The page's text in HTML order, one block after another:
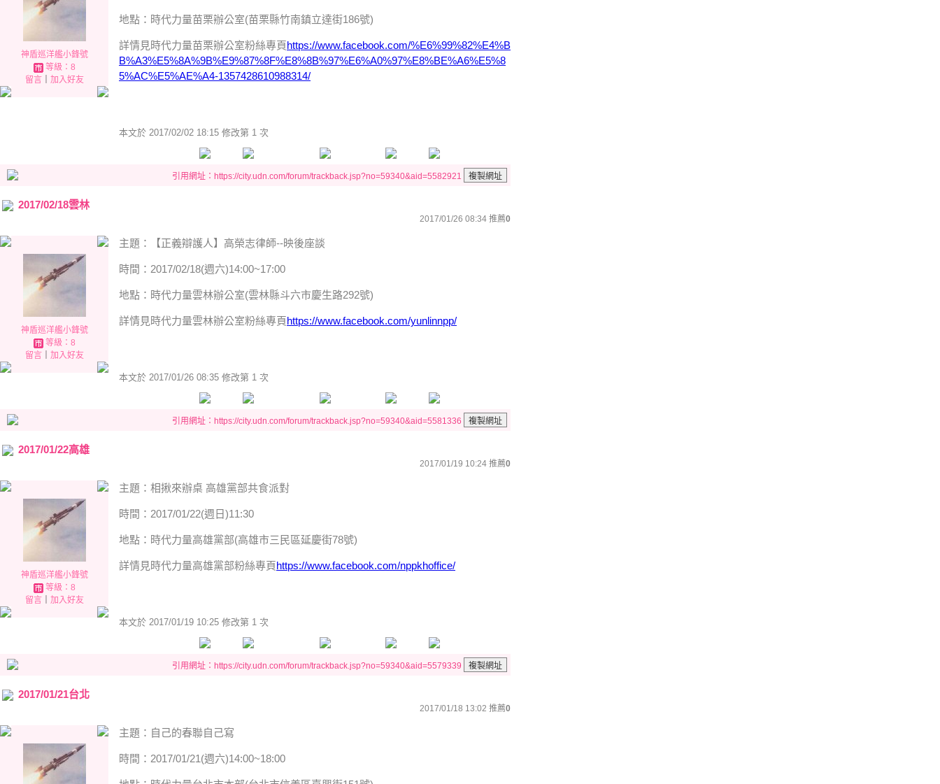
神盾巡洋艦小鋒號
等級：8
留言｜ 加入好友
地點：時代力量苗栗辦公室(苗栗縣竹南鎮立達街186號)
詳情見時代力量苗栗辦公室粉絲專頁https://www.facebook.com/%E6%99%82%E4%B
B%A3%E5%8A%9B%E9%87%8F%E8%8B%97%E6%A0%97%E8%BE%A6%E5%8
5%AC%E5%AE%A4-1357428610988314/
本文於 2017/02/02 18:15 修改第 1 次
引用網址：https://city.udn.com/forum/trackback.jsp?no=59340&aid=5582921
2017/02/18雲林
2017/01/26 08:34 推薦0
神盾巡洋艦小鋒號
等級：8
留言｜ 加入好友
主題：【正義辯護人】高榮志律師--映後座談
時間：2017/02/18(週六)14:00~17:00
地點：時代力量雲林辦公室(雲林縣斗六市慶生路292號)
詳情見時代力量雲林辦公室粉絲專頁https://www.facebook.com/yunlinnpp/
本文於 2017/01/26 08:35 修改第 1 次
引用網址：https://city.udn.com/forum/trackback.jsp?no=59340&aid=5581336
2017/01/22高雄
2017/01/19 10:24 推薦0
神盾巡洋艦小鋒號
等級：8
留言｜ 加入好友
主題：相揪來辦桌 高雄黨部共食派對
時間：2017/01/22(週日)11:30
地點：時代力量高雄黨部(高雄市三民區延慶街78號)
詳情見時代力量高雄黨部粉絲專頁https://www.facebook.com/nppkhoffice/
本文於 2017/01/19 10:25 修改第 1 次
引用網址：https://city.udn.com/forum/trackback.jsp?no=59340&aid=5579339
2017/01/21台北
2017/01/18 13:02 推薦0
主題：自己的春聯自己寫
時間：2017/01/21(週六)14:00~18:00